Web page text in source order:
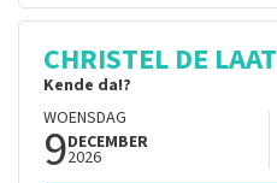
CHRISTEL DE LAAT
Kende da!?
WOENSDAG
9DECEMBER
2026